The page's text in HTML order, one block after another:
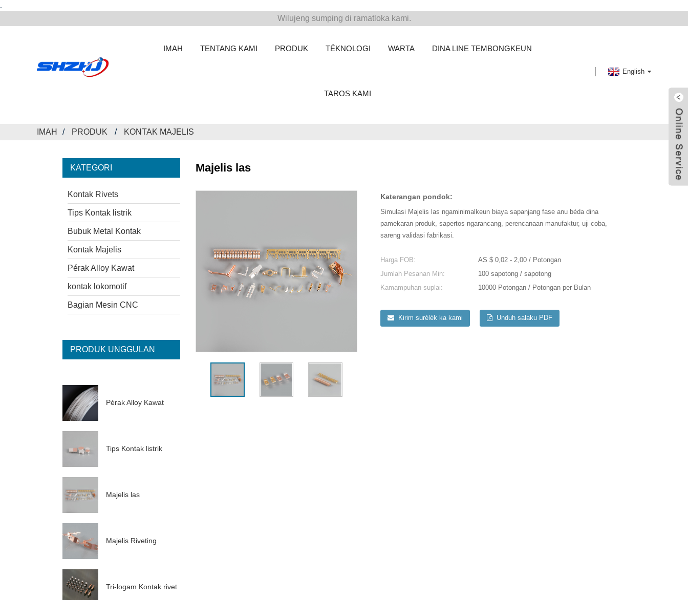
Wilujeng sumping di ramatloka kami.
IMAH TENTANG KAMI PRODUK TÉKNOLOGI WARTA DINA LINE TEMBONGKEUN
TAROS KAMI
English
IMAH PRODUK KONTAK MAJELIS
KATEGORI
Kontak Rivets
Tips Kontak listrik
Bubuk Metal Kontak
Kontak Majelis
Pérak Alloy Kawat
kontak lokomotif
Bagian Mesin CNC
PRODUK UNGGULAN
Pérak Alloy Kawat
Tips Kontak listrik
Majelis las
Majelis Riveting
Tri-logam Kontak rivet
Majelis las
Katerangan pondok:
Simulasi Majelis las ngaminimalkeun biaya sapanjang fase anu béda dina
pamekaran produk, sapertos ngarancang, perencanaan manufaktur, uji coba,
sareng validasi fabrikasi.
Harga FOB:
AS $ 0,02 - 2,00 / Potongan
Jumlah Pesanan Min:
100 sapotong / sapotong
Kamampuhan suplai:
10000 Potongan / Potongan per Bulan
Kirim surélék ka kami Unduh salaku PDF